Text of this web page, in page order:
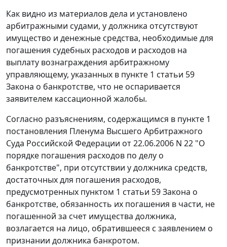
Как видно из материалов дела и установлено
арбитражными судами, у должника отсутствуют
имущество и денежные средства, необходимые для
погашения судебных расходов и расходов на
выплату вознаграждения арбитражному
управляющему, указанных в пункте 1 статьи 59
Закона о банкротстве, что не оспаривается
заявителем кассационной жалобы.
Согласно разъяснениям, содержащимся в пункте 1
постановления Пленума Высшего Арбитражного
Суда Российской Федерации от 22.06.2006 N 22 "О
порядке погашения расходов по делу о
банкротстве", при отсутствии у должника средств,
достаточных для погашения расходов,
предусмотренных пунктом 1 статьи 59Закона о
банкротстве, обязанность их погашения в части, не
погашенной за счет имущества должника,
возлагается на лицо, обратившееся с заявлением о
признании должника банкротом.